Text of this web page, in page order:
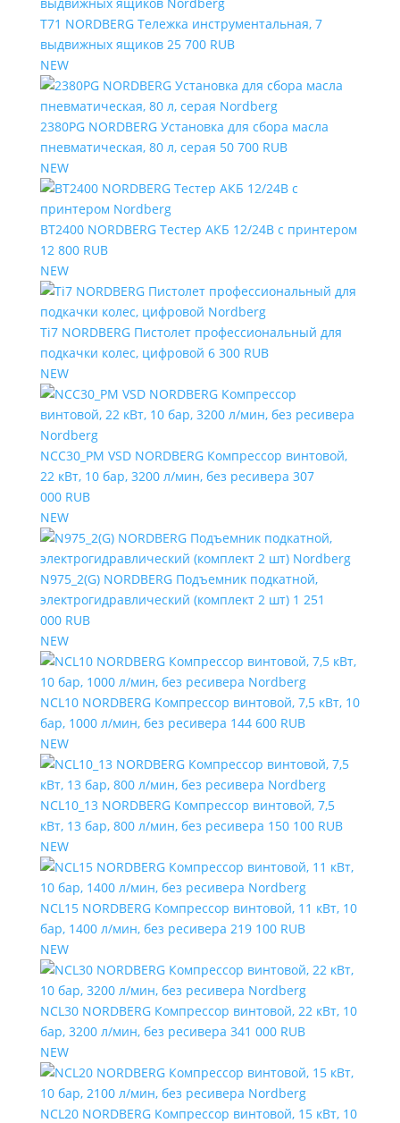
T71 NORDBERG Тележка инструментальная, 7
выдвижных ящиков 25 700 RUB
NEW
2380PG NORDBERG Установка для сбора масла
пневматическая, 80 л, серая 50 700 RUB
NEW
BT2400 NORDBERG Тестер АКБ 12/24В с принтером
12 800 RUB
NEW
Ti7 NORDBERG Пистолет профессиональный для
подкачки колес, цифровой 6 300 RUB
NEW
NCC30_PM VSD NORDBERG Компрессор винтовой,
22 кВт, 10 бар, 3200 л/мин, без ресивера 307
000 RUB
NEW
N975_2(G) NORDBERG Подъемник подкатной,
электрогидравлический (комплект 2 шт) 1 251
000 RUB
NEW
NCL10 NORDBERG Компрессор винтовой, 7,5 кВт, 10
бар, 1000 л/мин, без ресивера 144 600 RUB
NEW
NCL10_13 NORDBERG Компрессор винтовой, 7,5
кВт, 13 бар, 800 л/мин, без ресивера 150 100 RUB
NEW
NCL15 NORDBERG Компрессор винтовой, 11 кВт, 10
бар, 1400 л/мин, без ресивера 219 100 RUB
NEW
NCL30 NORDBERG Компрессор винтовой, 22 кВт, 10
бар, 3200 л/мин, без ресивера 341 000 RUB
NEW
NCL20 NORDBERG Компрессор винтовой, 15 кВт, 10